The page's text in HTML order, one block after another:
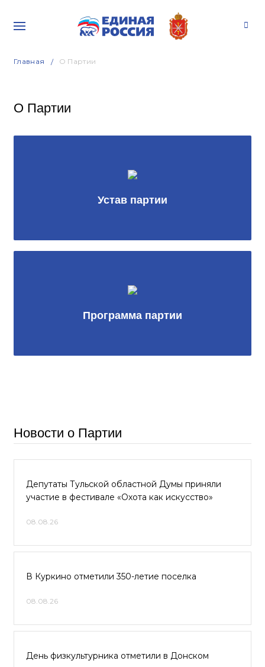
Главная О Партии
О Партии
Устав партии
Программа партии
Новости о Партии
Депутаты Тульской областной Думы приняли
участие в фестивале «Охота как искусство»
08.08.26
В Куркино отметили 350-летие поселка
08.08.26
День физкультурника отметили в Донском